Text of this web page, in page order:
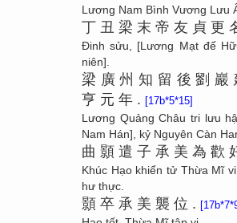
Lương Nam Bình Vương Lưu
丁 丑 梁 末 帝 友 貞 更
Đinh sửu, [Lương Mạt đế
niên].
梁 廣州 知 留 後劉 巖
亨 元 年 . [17b*5*15]
Lương Quảng Châu tri lưu
Nam Hán], kỷ Nguyên Càn
曲 顥 遣 子 承 美 為 歡
Khúc Hạo khiển tử Thừa Mĩ
hư thực.
顥 卒 承 美 襲 位 .